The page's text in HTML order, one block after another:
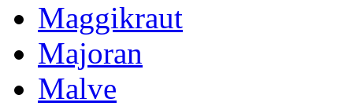
Maggikraut
Majoran
Malve